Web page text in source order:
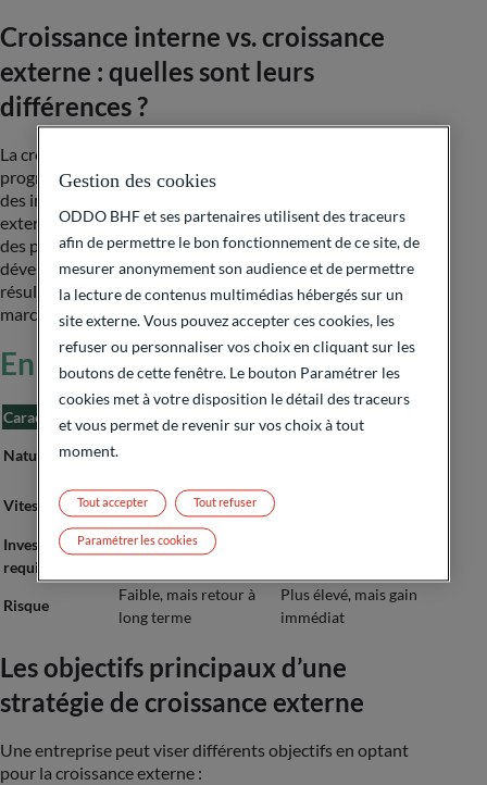
Croissance interne vs. croissance
externe : quelles sont leurs
différences ?
La croissance interne repose sur le développement
progressif des capacités et ressources de l’entreprise par
des investissements organiques. En revanche, la croissance
externe consiste à acquérir d’autres entreprises ou à établir
des partenariats stratégiques pour accélérer le
développement. Elle permet souvent d’atteindre des
résultats plus rapides grâce à l’accès direct à de nouveaux
marchés ou technologies​.
En résumé :
Caractéristiques Croissance interne Croissance externe
Nature
Vitesse
Progression lente et
continue
Investissement
requis
Capital pour projets
Risque
Faible, mais retour à
long terme
Plus élevé, mais gain
immédiat
Les objectifs principaux d’une
stratégie de croissance externe
Une entreprise peut viser différents objectifs en optant
pour la croissance externe :
Gestion des cookies
ODDO BHF et ses partenaires utilisent des traceurs
afin de permettre le bon fonctionnement de ce site, de
mesurer anonymement son audience et de permettre
la lecture de contenus multimédias hébergés sur un
site externe. Vous pouvez accepter ces cookies, les
refuser ou personnaliser vos choix en cliquant sur les
boutons de cette fenêtre. Le bouton Paramétrer les
cookies met à votre disposition le détail des traceurs
et vous permet de revenir sur vos choix à tout
moment.
Tout refuser
Tout accepter
Paramétrer les cookies